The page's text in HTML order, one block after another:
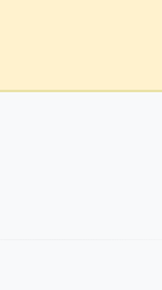
l’annonce